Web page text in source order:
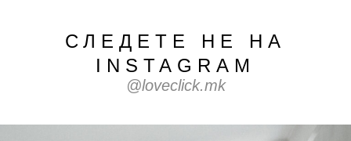
СЛЕДЕТЕ НЕ НА
INSTAGRAM
@loveclick.mk